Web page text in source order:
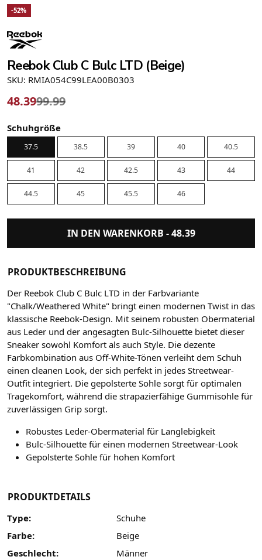
-52%
Reebok Club C Bulc LTD (Beige)
SKU: RMIA054C99LEA00B0303
48.3999.99
Schuhgröße
37.5 38.5 39 40 40.5
41 42 42.5 43 44
44.5 45 45.5 46
IN DEN WARENKORB -48.39
PRODUKTBESCHREIBUNG
Der Reebok Club C Bulc LTD in der Farbvariante
"Chalk/Weathered White" bringt einen modernen Twist in das
klassische Reebok-Design. Mit seinem robusten Obermaterial
aus Leder und der angesagten Bulc-Silhouette bietet dieser
Sneaker sowohl Komfort als auch Style. Die dezente
Farbkombination aus Off-White-Tönen verleiht dem Schuh
einen cleanen Look, der sich perfekt in jedes Streetwear-
Outfit integriert. Die gepolsterte Sohle sorgt für optimalen
Tragekomfort, während die strapazierfähige Gummisohle für
zuverlässigen Grip sorgt.
Robustes Leder-Obermaterial für Langlebigkeit
Bulc-Silhouette für einen modernen Streetwear-Look
Gepolsterte Sohle für hohen Komfort
PRODUKTDETAILS
Type:
Schuhe
Farbe:
Beige
Geschlecht:
Männer